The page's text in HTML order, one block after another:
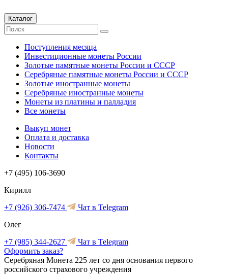
Каталог
Поступления месяца
Инвестиционные монеты России
Золотые памятные монеты России и СССР
Серебряные памятные монеты России и СССР
Золотые иностранные монеты
Серебряные иностранные монеты
Монеты из платины и палладия
Все монеты
Выкуп монет
Оплата и доставка
Новости
Контакты
+7 (495) 106-3690
Кирилл
+7 (926) 306-7474
Чат в Telegram
Олег
+7 (985) 344-2627
Чат в Telegram
Оформить заказ?
Серебряная Монета 225 лет со дня основания первого
российского страхового учреждения